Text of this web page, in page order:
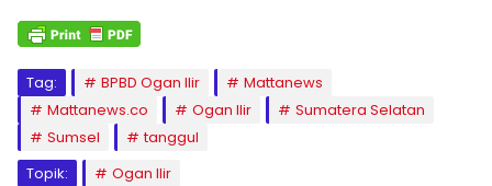
Tag: BPBD Ogan Ilir
Mattanews
Mattanews.co
Ogan Ilir
Sumatera Selatan
Sumsel
tanggul
Topik:
Ogan Ilir